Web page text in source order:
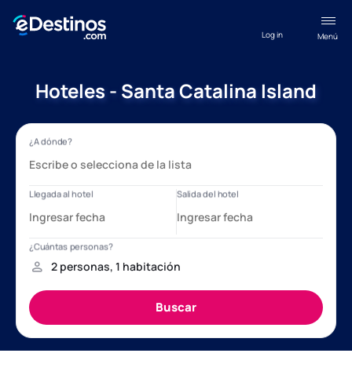
Menú
Log in
Hoteles - Santa Catalina Island